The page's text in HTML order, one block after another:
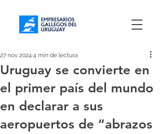
Uruguay se convierte en
el primer país del mundo
en declarar a sus
aeropuertos de “abrazos
27 nov 2024 4 min de lectura